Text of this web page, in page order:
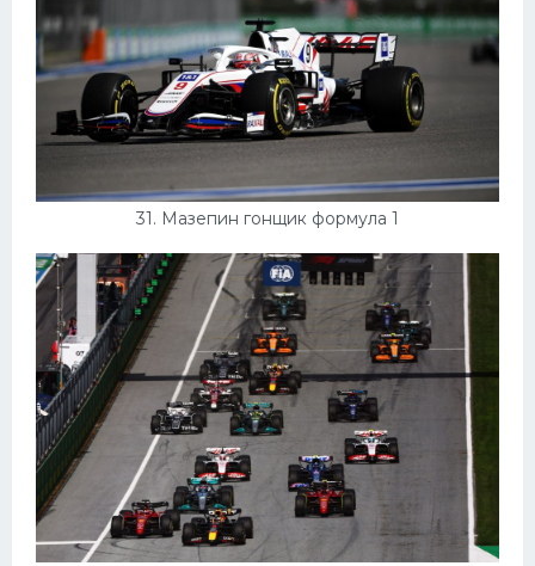
31. Мазепин гонщик формула 1